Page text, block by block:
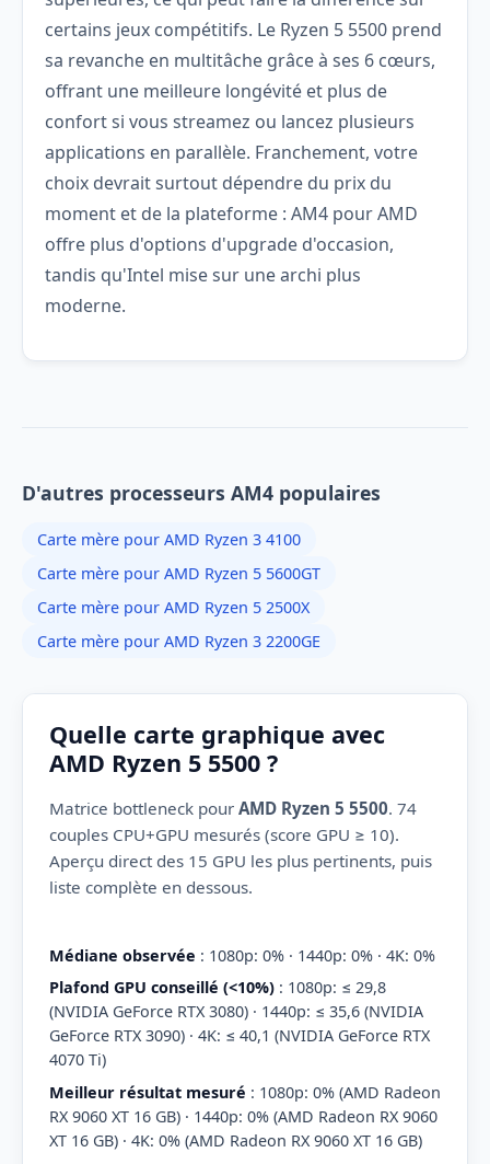
certains jeux compétitifs. Le Ryzen 5 5500 prend
sa revanche en multitâche grâce à ses 6 cœurs,
offrant une meilleure longévité et plus de
confort si vous streamez ou lancez plusieurs
applications en parallèle. Franchement, votre
choix devrait surtout dépendre du prix du
moment et de la plateforme : AM4 pour AMD
offre plus d'options d'upgrade d'occasion,
tandis qu'Intel mise sur une archi plus
moderne.
D'autres processeurs AM4 populaires
Carte mère pour AMD Ryzen 3 4100
Carte mère pour AMD Ryzen 5 5600GT
Carte mère pour AMD Ryzen 5 2500X
Carte mère pour AMD Ryzen 3 2200GE
Quelle carte graphique avec
AMD Ryzen 5 5500 ?
Matrice bottleneck pour AMD Ryzen 5 5500. 74
couples CPU+GPU mesurés (score GPU ≥ 10).
Aperçu direct des 15 GPU les plus pertinents, puis
liste complète en dessous.
Médiane observée : 1080p: 0% · 1440p: 0% · 4K: 0%
Plafond GPU conseillé (<10%) : 1080p: ≤ 29,8
(NVIDIA GeForce RTX 3080) · 1440p: ≤ 35,6 (NVIDIA
GeForce RTX 3090) · 4K: ≤ 40,1 (NVIDIA GeForce RTX
4070 Ti)
Meilleur résultat mesuré : 1080p: 0% (AMD Radeon
RX 9060 XT 16 GB) · 1440p: 0% (AMD Radeon RX 9060
XT 16 GB) · 4K: 0% (AMD Radeon RX 9060 XT 16 GB)